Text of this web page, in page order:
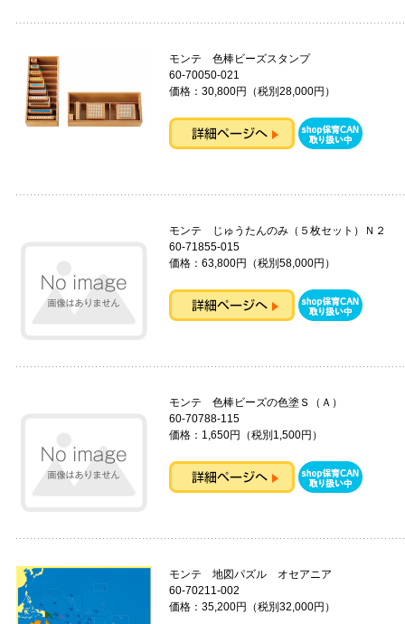
モンテ 色棒ビーズスタンプ
60-70050-021
価格：30,800円（税別28,000円）
モンテ じゅうたんのみ（５枚セット）Ｎ２
60-71855-015
価格：63,800円（税別58,000円）
モンテ 色棒ビーズの色塗Ｓ（Ａ）
60-70788-115
価格：1,650円（税別1,500円）
モンテ 地図パズル オセアニア
60-70211-002
価格：35,200円（税別32,000円）